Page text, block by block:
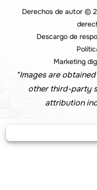
Derechos de autor ©
Descargo de
Marketing
*Images are
other third-party
attribution